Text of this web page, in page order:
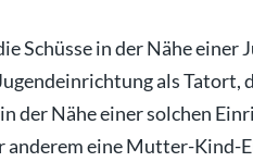
Schüsse in der Nähe einer
als Tatort,
der Nähe einer solchen
anderem eine Mutter-Kind-